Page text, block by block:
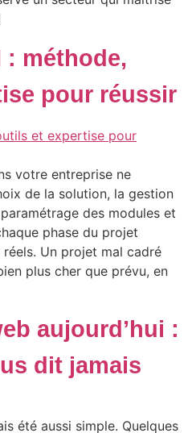
: méthode,
pour réussir
votre entreprise ne
de la solution, la gestion
des modules et
phase du projet
Un projet mal cadré
plus cher que prévu, en
aujourd’hui :
dit jamais
été aussi simple. Quelques